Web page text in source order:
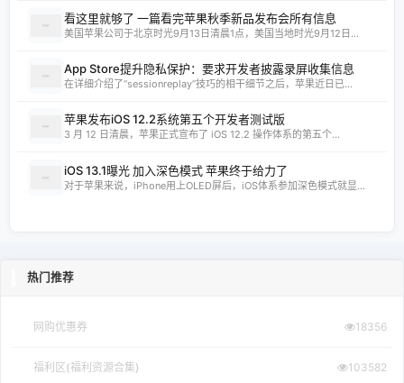
看这里就够了 一篇看完苹果秋季新品发布会所有信息
美国苹果公司于北京时光9月13日清晨1点，美国当地时光9月12日...
App Store提升隐私保护：要求开发者披露录屏收集信息
在详细介绍了“sessionreplay”技巧的相干细节之后，苹果近日已...
苹果发布iOS 12.2系统第五个开发者测试版
3 月 12 日清晨，苹果正式宣布了 iOS 12.2 操作体系的第五个...
iOS 13.1曝光 加入深色模式 苹果终于给力了
对于苹果来说，iPhone用上OLED屏后，iOS体系参加深色模式就显...
热门推荐
网购优惠券 18356
福利区(福利资源合集) 103582